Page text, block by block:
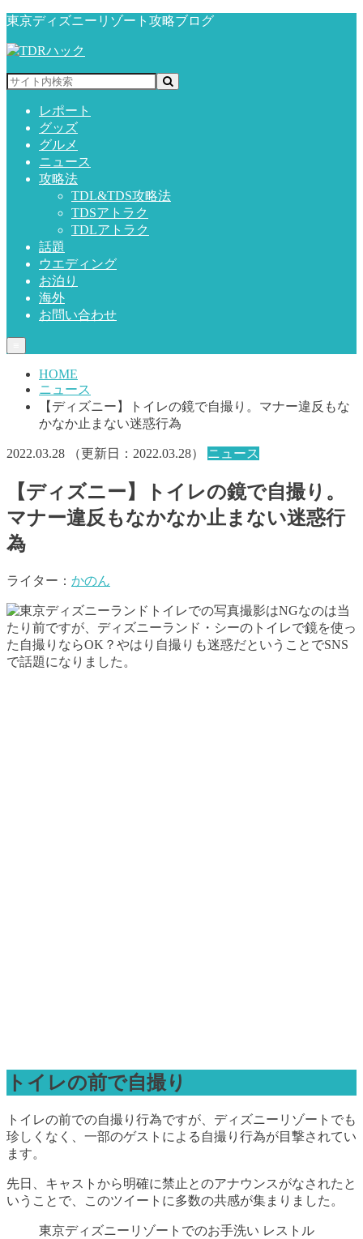
東京ディズニーリゾート攻略ブログ
レポート
グッズ
グルメ
ニュース
攻略法
TDL&TDS攻略法
TDSアトラク
TDLアトラク
話題
ウエディング
お泊り
海外
お問い合わせ
HOME
ニュース
【ディズニー】トイレの鏡で自撮り。マナー違反もな
かなか止まない迷惑行為
2022.03.28 （更新日： 2022.03.28） ニュース
【ディズニー】トイレの鏡で自撮り。
マナー違反もなかなか止まない迷惑行
為
ライター： かのん
トイレでの写真撮影はNGなのは当
たり前ですが、ディズニーランド・シーのトイレで鏡を使っ
た自撮りならOK？やはり自撮りも迷惑だということでSNS
で話題になりました。
トイレの前で自撮り
トイレの前での自撮り行為ですが、ディズニーリゾートでも
珍しくなく、一部のゲストによる自撮り行為が目撃されてい
ます。
先日、キャストから明確に禁止とのアナウンスがなされたと
いうことで、このツイートに多数の共感が集まりました。
東京ディズニーリゾートでのお手洗い レストル